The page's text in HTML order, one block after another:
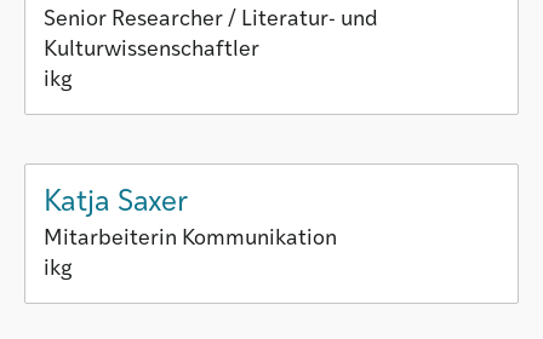
Senior Researcher / Literatur- und
Kulturwissenschaftler
ikg
Katja Saxer
Mitarbeiterin Kommunikation
ikg